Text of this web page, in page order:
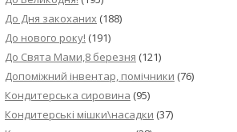
БАГАТО
До Дня закоханих (188)
До нового року! (191)
До Свята Мами,8 березня (121)
Допоміжний інвентар, помічники (76)
Кондитерська сировина (95)
Кондитерські мішки\насадки (37)